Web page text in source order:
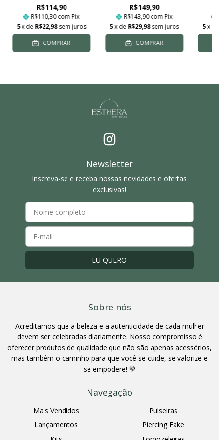
R$114,90
R$110,30com Pix
5x de R$22,98 sem juros
COMPRAR
R$149,90
R$143,90com Pix
5x de R$29,98 sem juros
COMPRAR
5 x
Newsletter
Inscreva-se e receba nossas novidades e ofertas
exclusivas!
Sobre nós
Acreditamos que a beleza e a autenticidade de cada mulher
devem ser celebradas diariamente. Nosso compromisso é
oferecer produtos de qualidade que não são apenas acessórios,
mas também o caminho para que você se cuide, se valorize e
se empodere! 💚
Navegação
Mais Vendidos
Lançamentos
Pulseiras
Piercing Fake